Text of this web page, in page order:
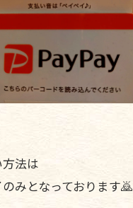
法は
みとなっております🙇